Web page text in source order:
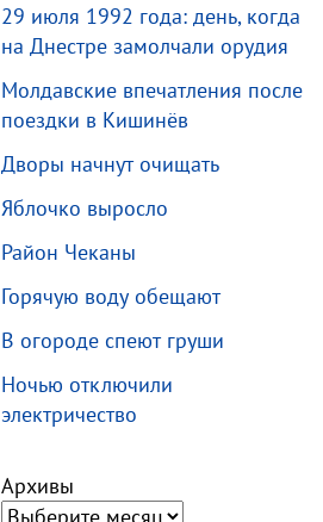
29 июля 1992 года: день, когда
на Днестре замолчали орудия
Молдавские впечатления после
поездки в Кишинёв
Дворы начнут очищать
Яблочко выросло
Район Чеканы
Горячую воду обещают
В огороде спеют груши
Ночью отключили
электричество
Архивы